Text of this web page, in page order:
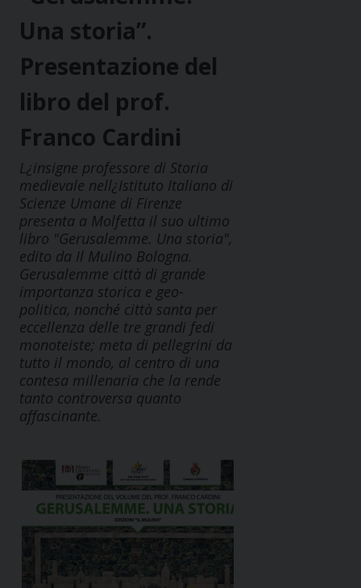
Una storia”.
Presentazione del
libro del prof.
Franco Cardini
L¿insigne professore di Storia
medievale nell¿Istituto Italiano di
Scienze Umane di Firenze
presenta a Molfetta il suo ultimo
libro "Gerusalemme. Una storia",
edito da Il Mulino Bologna.
Gerusalemme città di grande
importanza storica e geo-
politica, nonché città santa per
eccellenza delle tre grandi fedi
monoteiste; meta di pellegrini da
tutto il mondo, al centro di una
contesa millenaria che la rende
tanto controversa quanto
affascinante.